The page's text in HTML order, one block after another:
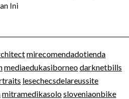
Ini
mirecomendadotienda
mediaedukasiborneodarknetbills
lesechecsdelareussite
mitramedikasolosloveniaonbike